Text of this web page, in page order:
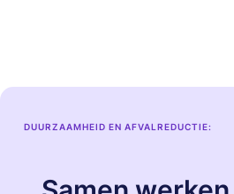
DUURZAAMHEID EN AFVALREDUCTIE: